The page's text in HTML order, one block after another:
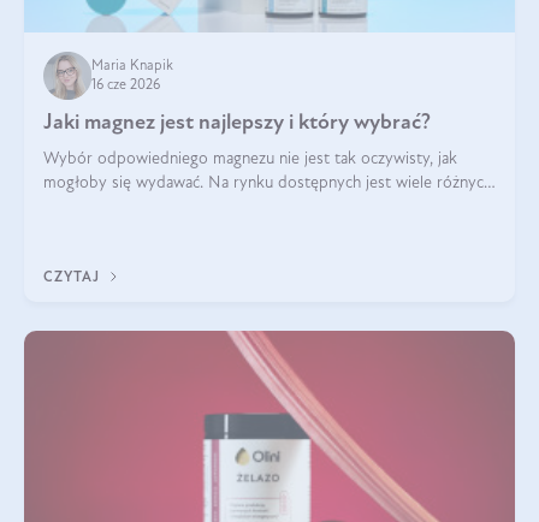
Maria Knapik
16 cze 2026
Jaki magnez jest najlepszy i który wybrać?
Wybór odpowiedniego magnezu nie jest tak oczywisty, jak
mogłoby się wydawać. Na rynku dostępnych jest wiele różnych
CZYTAJ